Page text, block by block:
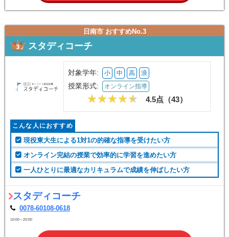
日南市 おすすめNo.3
スタディコーチ
対象学年: 小 中 高 浪
授業形式: オンライン指導
4.5点（43）
こんな人におすすめ
現役東大生による1対1の的確な指導を受けたい方
オンライン完結の授業で効率的に学習を進めたい方
一人ひとりに最適なカリキュラムで成績を伸ばしたい方
スタディコーチ
0078-60108-0618
10:00～20:00